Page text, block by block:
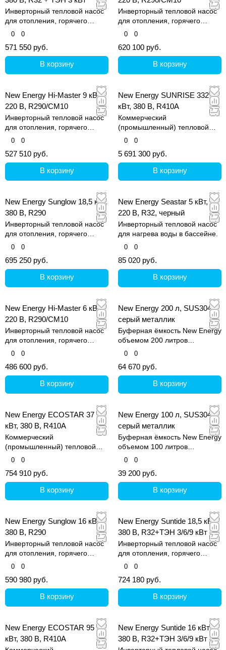
Инверторный тепловой насос
для отопления, горячего
водоснабжения и охлаждения.
0 0
571 550 руб.
В корзину
Инверторный тепловой насос
для отопления, горячего
водоснабжения и охлаждения.
0 0
620 100 руб.
В корзину
New Energy Hi-Master 9 кВт,
220 В, R290/CM10
Инверторный тепловой насос
для отопления, горячего
водоснабжения и охлаждения.
0 0
527 510 руб.
В корзину
New Energy SUNRISE 332
кВт, 380 В, R410A
Коммерческий
(промышленный) тепловой
насос для отопления и
коммерческих объектах
0 0
5 691 300 руб.
В корзину
New Energy Sunglow 18,5 кВт,
380 В, R290
Инверторный тепловой насос
для отопления, горячего
водоснабжения и охлаждения.
0 0
695 250 руб.
В корзину
New Energy Seastar 5 кВт,
220 В, R32, черный
Инверторный тепловой насос
для нагрева воды в бассейне.
0 0
85 020 руб.
В корзину
New Energy Hi-Master 6 кВт,
220 В, R290/CM10
Инверторный тепловой насос
для отопления, горячего
водоснабжения и охлаждения.
0 0
486 600 руб.
В корзину
New Energy 200 л, SUS304
серый металлик
Буферная ёмкость New Energy
объемом 200 литров
изготовлена из
нержавеющей стали SUS304.
0 0
64 670 руб.
В корзину
New Energy ECOSTAR 37
кВт, 380 В, R410A
Коммерческий
(промышленный) тепловой
насос для отопления и
коммерческих объектах
0 0
754 910 руб.
В корзину
New Energy 100 л, SUS304,
серый металлик
Буферная ёмкость New Energy
объемом 100 литров
выполнена из качественной
0 0
39 200 руб.
В корзину
New Energy Sunglow 16 кВт,
380 В, R290
Инверторный тепловой насос
для отопления, горячего
водоснабжения и охлаждения.
0 0
590 980 руб.
В корзину
New Energy Suntide 18,5 кВт,
380 В, R32+ТЭН 3/6/9 кВт
Инверторный тепловой насос
для отопления, горячего
водоснабжения и охлаждения.
0 0
724 180 руб.
В корзину
New Energy ECOSTAR 95
кВт, 380 В, R410A
New Energy Suntide 16 кВт,
380 В, R32+ТЭН 3/6/9 кВт